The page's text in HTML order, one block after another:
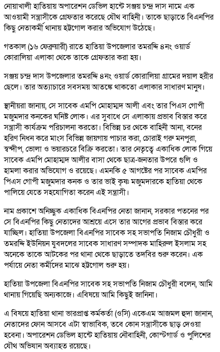
নোয়াখালী হাতিয়ায় অপারেশন ডেভিল হান্টে সঞ্জয় চন্দ্র দাস নামে এক
আওয়ামী সন্ত্রাসীকে গ্রেফতার করেছে যৌথ বাহিনী। তাকে ছাড়াতে বিএনপির
কিছু নেতাকর্মী থানায় হট্টগোল করার অভিযোগ উঠেছে।
গতকাল (১৬ ফেব্রুয়ারী) রাতে হাতিয়া উপজেলার তমরদ্দি ৪নং ওয়ার্ড
কোরালিয়া এলাকা থেকে তাকে গ্রেফতার করা হয়।
সঞ্জয় চন্দ্র দাস উপজেলার তমরদ্দি ৪নং ওয়ার্ড কোরালিয়া গ্রামের দয়াল হরীর
ছেলে। তার অত্যাচারে সবসময় আতঙ্কে থাকতো এলাকার সাধারণ মানুষ।
স্থানীয়রা জানায়, সে সাবেক এমপি মোহাম্মদ আলী এবং তার পিএস গোপী
মজুমদার কনকের ঘনিষ্ট লোক। এর সুবাধে সে এলাকায় প্রভাব বিস্তার করে
সন্ত্রাসী কার্যক্রম পরিচালনা করতো। বিভিন্ন চর থেকে বাহিনী আনা, বনের
হরিণ নিধন করে মাংস বিভিন্ন জায়গায় পাচার করা, চোরাই গরু মনপুরা,
স্বন্দীপ, ভোলা ও ভয়ারচরে বিক্রি করতো। তার নেতৃত্বে একাধিক লোক গিয়ে
সাবেক এমপি মোহাম্মদ আলীর বাসা থেকে ছাত্র-জনতার উপরে গুলি ও
হামলা করার অভিযোগ ও রয়েছে। এমনকি ৫ আগষ্টের পর সাবেক এমপির
পিএস গোপী মজুমদার কনক ও তার ভাই কৃষ্ণ মজুমদারকে হাতিয়া থেকে
পালিয়ে যেতে সহযোগিতা করেন এই সন্ত্রাসী।
নাম প্রকাশে অনিচ্ছুক একাধিক বিএনপির নেতা জানান, সরকার পতনের পর
সে বিএনপির কিছু নেতাদের আশ্রয়ে এসে তার আগের প্রভাব বিস্তার করে
যাচ্ছিল। হাতিয়া উপজেলা বিএনপির সাবেক সহ সভাপতি নিজাম চৌধুরী ও
তমরদ্দি ইউনিয়ন যুবদলের সাবেক সাধারণ সম্পাদক মাহিরুল ইসলাম সহ
অনেকে তাকে আটকের পর থানা থেকে ছাড়াতে তদবির শুরু করেন। এক
পর্যায়ে নেতা কর্মীদের মাঝে হট্টগোল শুরু হয়।
হাতিয়া উপজেলা বিএনপির সাবেক সহ সভাপতি নিজাম চৌধুরী বলেন, আমি
থানায় গিয়েছি অন্যকাজে। এবিষয়ে আমি কিছুই জানিনা।
এ বিষয়ে হাতিয়া থানা ভারপ্রাপ্ত কর্মকর্তা (ওসি) একেএম আজমল হুদা জানান,
নেতাদের ফোন আসবে এটা স্বাভাবিক, তবে কোন সন্ত্রাসীকে ছাড় দেওয়া
হবেনা। অপারেশন ডেভিল হান্টে হাতিয়ায় নৌবাহিনী, কোস্টগার্ড ও পুলিশের
যৌথ অভিযান অব্যাহত রয়েছে।